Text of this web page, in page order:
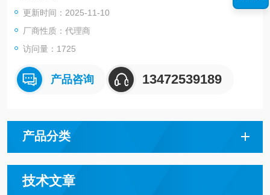
更新时间：2025-11-10
厂商性质：代理商
访问量：1725
产品咨询 13472539189
产品分类
技术文章